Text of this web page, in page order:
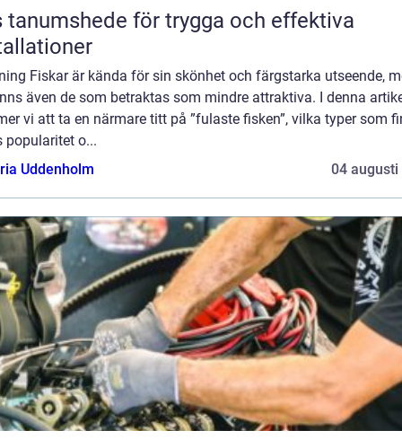
tanumshede för trygga och effektiva
Fiskar är kända för sin skönhet och färgstarka utseende,
även de som betraktas som mindre attraktiva. I denna
vi att ta en närmare titt på ”fulaste fisken”, vilka typer som
popularitet o...
Uddenholm
04 augusti